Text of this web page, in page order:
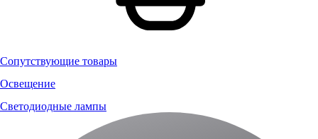
Сопутствующие товары
Освещение
Светодиодные лампы